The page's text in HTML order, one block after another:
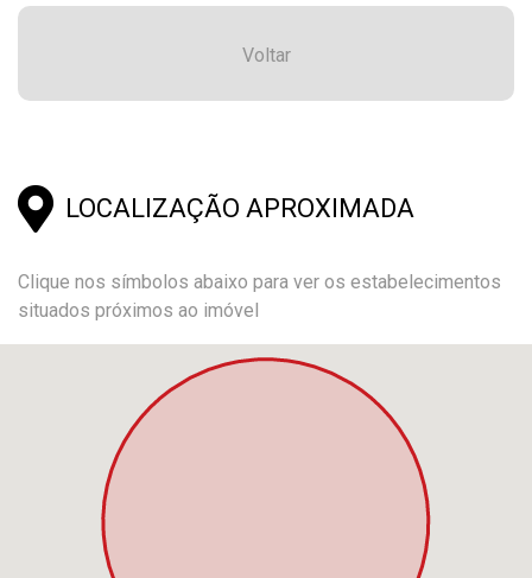
Voltar
LOCALIZAÇÃO APROXIMADA
Clique nos símbolos abaixo para ver os estabelecimentos
situados próximos ao imóvel